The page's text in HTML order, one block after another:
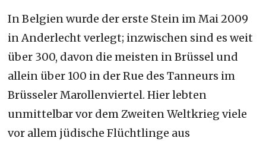
In Belgien wurde der erste Stein im Mai 2009
in Anderlecht verlegt; inzwischen sind es weit
über 300, davon die meisten in Brüssel und
allein über 100 in der Rue des Tanneurs im
Brüsseler Marollenviertel. Hier lebten
unmittelbar vor dem Zweiten Weltkrieg viele
vor allem jüdische Flüchtlinge aus